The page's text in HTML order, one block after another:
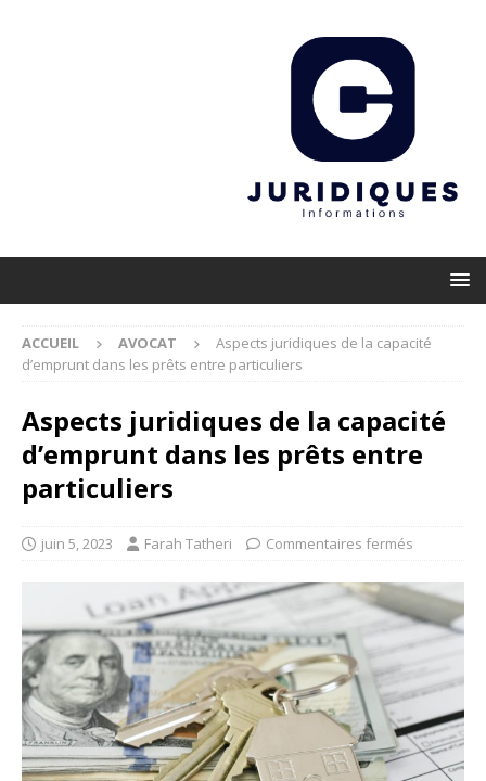
ACCUEIL AVOCAT
Aspects juridiques de la capacité
d’emprunt dans les prêts entre particuliers
Aspects juridiques de la capacité
d’emprunt dans les prêts entre
particuliers
juin 5, 2023 Farah Tatheri Commentaires fermés